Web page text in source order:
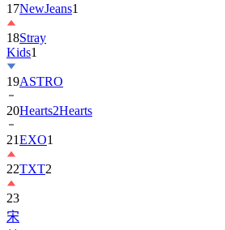
18Stray
Kids
19ASTRO
20Hearts2Hearts
21EXO1
22TXT2
23
宋
慧
喬